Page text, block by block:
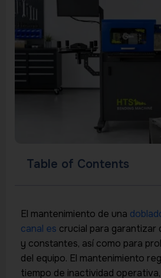
Table of Contents
El mantenimiento de una
canal es crucial para garantizar
y constantes, así como para
del equipo. El mantenimiento
tiempo de inactividad